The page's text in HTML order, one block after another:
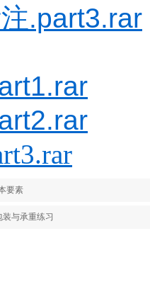
.part3.rar
要素
与承重练习